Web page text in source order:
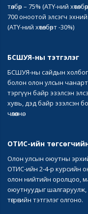
төлбөр – 75% (АТҮ-ний
700 оноотой элсэгч
(АТҮ-ний хөтөлбөрт -30%)
БСШУЯ-ны тэтгэлэг
БСШУЯ-ны сайдын
болон олон улсын
тэргүүн байр эзэлсэн
хувь, дэд байр эзэлсэн
чөлөөлнө.
ОТИС-ийн
Олон улсын оюутны
ОТИС-ийн 2-4-р курсийн
олон нийтийн оролцоо,
оюутнуудыг шалгаруулж,
төгрөгийн тэтгэлэг олгоно.